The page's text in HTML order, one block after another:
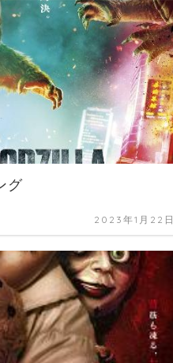
グ
2023年1月22日